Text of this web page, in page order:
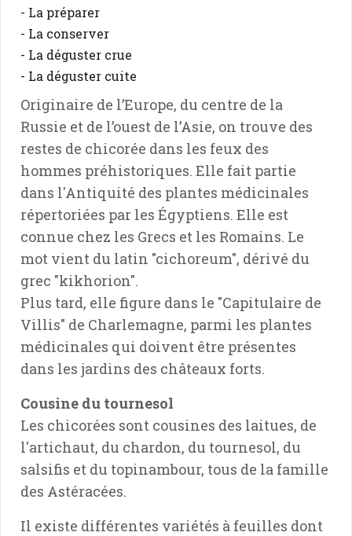
- La préparer
- La conserver
- La déguster crue
- La déguster cuite
Originaire de l’Europe, du centre de la
Russie et de l’ouest de l’Asie, on trouve des
restes de chicorée dans les feux des
hommes préhistoriques. Elle fait partie
dans l'Antiquité des plantes médicinales
répertoriées par les Égyptiens. Elle est
connue chez les Grecs et les Romains. Le
mot vient du latin "cichoreum", dérivé du
grec "kikhorion".
Plus tard, elle figure dans le "Capitulaire de
Villis" de Charlemagne, parmi les plantes
médicinales qui doivent être présentes
dans les jardins des châteaux forts.
Cousine du tournesol
Les chicorées sont cousines des laitues, de
l'artichaut, du chardon, du tournesol, du
salsifis et du topinambour, tous de la famille
des Astéracées.
Il existe différentes variétés à feuilles dont